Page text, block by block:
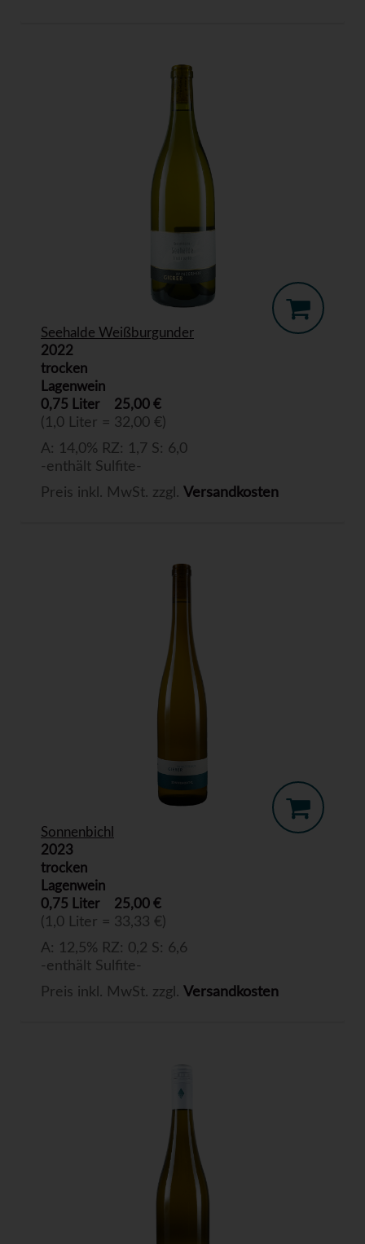
Seehalde Weißburgunder
2022
trocken
Lagenwein
0,75 Liter
25,00 €
(1,0 Liter = 32,00 €)
A: 14,0% RZ: 1,7 S: 6,0
-enthält Sulfite-
Preis inkl. MwSt. zzgl. Versandkosten
Sonnenbichl
2023
trocken
Lagenwein
0,75 Liter
25,00 €
(1,0 Liter = 33,33 €)
A: 12,5% RZ: 0,2 S: 6,6
-enthält Sulfite-
Preis inkl. MwSt. zzgl. Versandkosten